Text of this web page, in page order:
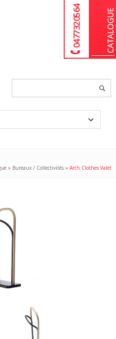
04 77 32 05 64
» Bureaux / Collectivités »Arch Clothes Valet